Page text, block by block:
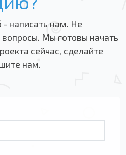
- написать нам. Не
вопросы. Мы готовы начать
сейчас, сделайте
нам.